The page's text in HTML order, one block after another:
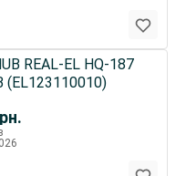
REAL-EL HQ-187
(EL123110010)